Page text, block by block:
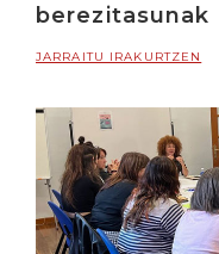
berezitasunak
JARRAITU IRAKURTZEN